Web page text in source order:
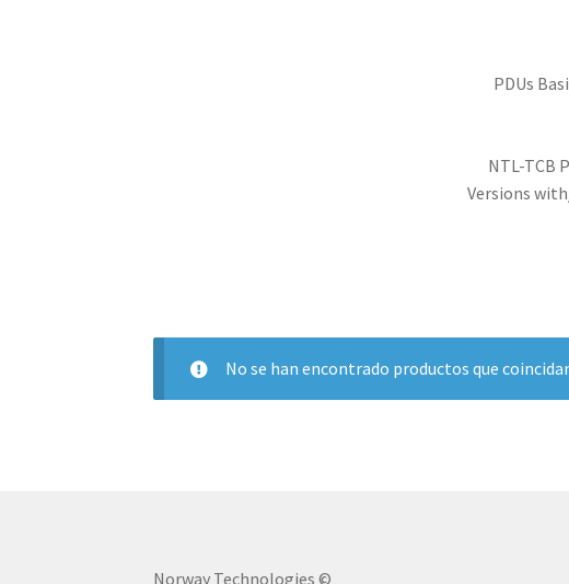
PDUs
NTL-TCB
Versions
No se han encontrado productos que
Norway Technologies ©